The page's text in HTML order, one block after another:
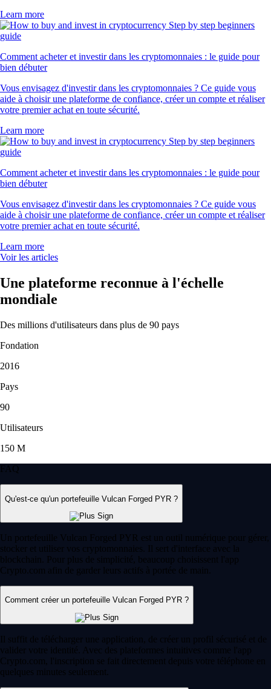
Learn more
Comment acheter et investir dans les cryptomonnaies : le guide pour
bien débuter
Vous envisagez d'investir dans les cryptomonnaies ? Ce guide vous
aide à choisir une plateforme de confiance, créer un compte et réaliser
votre premier achat en toute sécurité.
Learn more
Comment acheter et investir dans les cryptomonnaies : le guide pour
bien débuter
Vous envisagez d'investir dans les cryptomonnaies ? Ce guide vous
aide à choisir une plateforme de confiance, créer un compte et réaliser
votre premier achat en toute sécurité.
Learn more
Voir les articles
Une plateforme reconnue à l'échelle
mondiale
Des millions d'utilisateurs dans plus de 90 pays
Fondation
2016
Pays
90
Utilisateurs
150 M
FAQ
Qu'est-ce qu'un portefeuille Vulcan Forged PYR ?
Un portefeuille Vulcan Forged PYR est un outil numérique pour gérer,
stocker et utiliser vos cryptomonnaies. Il sert d'interface avec la
blockchain. Pour plus de simplicité, beaucoup choisissent l'app
Crypto.com afin de garder leurs actifs à portée de main.
Comment créer un portefeuille Vulcan Forged PYR ?
Il suffit de télécharger une application, de créer un profil sécurisé et de
valider votre identité. Avec des plateformes intuitives comme l'app
Crypto.com, l'inscription se fait directement depuis votre téléphone en
quelques minutes seulement.